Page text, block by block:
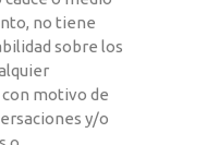
no tiene
sobre los
motivo de
y/o